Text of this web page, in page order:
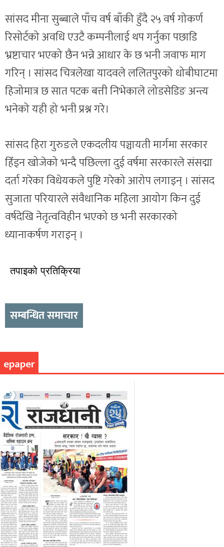
सांसद मीना सुब्बाले पाँच वर्ष बाँकी हुँदै २५ वर्ष गोकर्ण
रिसोर्टको अवधि एउटै कम्पनीलाई थप गर्नुका पछाडि
भ्रष्टाचार भएको छैन भन्ने आधार के छ भनी जवाफ माग
गरिन् । सांसद चित्रलेखा यादवले ललितपुरको धोबीघाटमा
हिजोमात्र छ सात पटक बत्ती निभेकाले लोडसेडिङ अन्त्य
भनेको यही हो भनी प्रश्न गरे।
सांसद हिरा गुरुङले एकदलीय पञ्चायती मार्गमा सरकार
हिँड्न खोजेको भन्दै पछिल्ला दुई वर्षमा सरकारले संसद्मा
दर्ता गरेका विधेयकले पुष्टि गरेको आरोप लगाइन् । सांसद
सुजाता परियारले संवैधानिक महिला आयोग किन दुई
वर्षदेखि नेतृत्वविहीन भएको छ भनी सरकारको
ध्यानाकर्षण गराइन् ।
तपाइको प्रतिक्रिया
सम्बन्धित समाचार
epaper